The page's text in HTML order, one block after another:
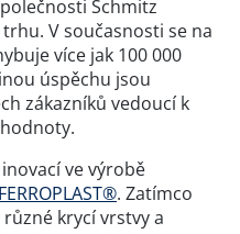
Schmitz
V současnosti se na
více jak 100 000
úspěchu jsou
zákazníků vedoucí k
ve výrobě
FERROPLAST®. Zatímco
krycí vrstvy a